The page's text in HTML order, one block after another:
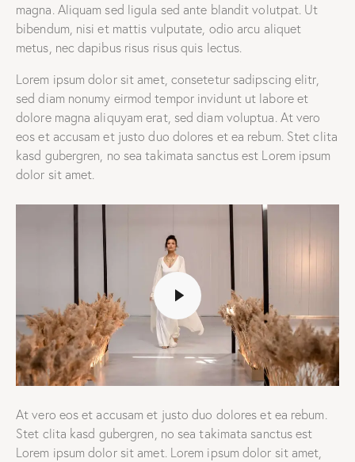
magna. Aliquam sed ligula sed ante blandit volutpat. Ut
bibendum, nisi et mattis vulputate, odio arcu aliquet
metus, nec dapibus risus risus quis lectus.
Lorem ipsum dolor sit amet, consetetur sadipscing elitr,
sed diam nonumy eirmod tempor invidunt ut labore et
dolore magna aliquyam erat, sed diam voluptua. At vero
eos et accusam et justo duo dolores et ea rebum. Stet clita
kasd gubergren, no sea takimata sanctus est Lorem ipsum
dolor sit amet.
At vero eos et accusam et justo duo dolores et ea rebum.
Stet clita kasd gubergren, no sea takimata sanctus est
Lorem ipsum dolor sit amet. Lorem ipsum dolor sit amet,